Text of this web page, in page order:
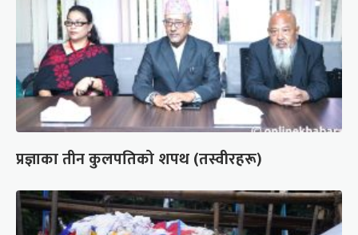
प्रज्ञाका तीन कुलपतिको शपथ (तस्वीरहरू)